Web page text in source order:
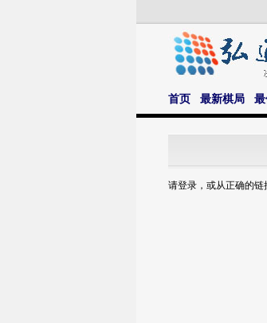
首页 最新棋局
请登录，或从正确的链